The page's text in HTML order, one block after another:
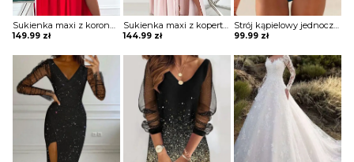
Sukienka maxi z koronkowymi ramiączkami
149.99 zł
Sukienka maxi z kopertową górą z falbankami
144.99 zł
Strój kąpielowy jednoczęściowy z drapowaniem
99.99 zł